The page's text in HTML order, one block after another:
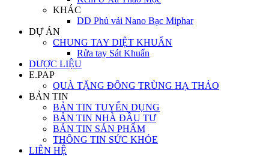
KHÁC
DD Phủ vải Nano Bạc Miphar
DỰ ÁN
CHUNG TAY DIỆT KHUẨN
Rửa tay Sát Khuẩn
DƯỢC LIỆU
E.PAP
QUÀ TẶNG ĐÔNG TRÙNG HẠ THẢO
BẢN TIN
BẢN TIN TUYỂN DỤNG
BẢN TIN NHÀ ĐẦU TƯ
BẢN TIN SẢN PHẨM
THÔNG TIN SỨC KHỎE
LIÊN HỆ